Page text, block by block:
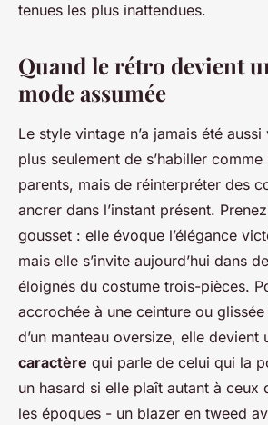
tenues les plus inattendues.
Quand le rétro devient
mode assumée
Le style vintage n’a jamais été aussi
plus seulement de s’habiller
parents, mais de réinterpréter des
ancrer dans l’instant présent.
gousset : elle évoque l’élégance
mais elle s’invite aujourd’hui dans
éloignés du costume trois-pièces.
accrochée à une ceinture ou
d’un manteau oversize, elle devient
caractère qui parle de celui qui la
un hasard si elle plaît autant à ceux
les époques - un blazer en tweed